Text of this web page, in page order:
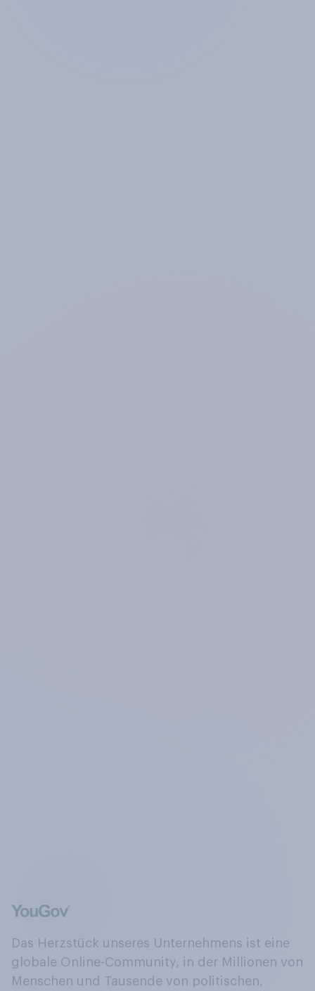
Das Herzstück unseres Unternehmens ist eine
globale Online-Community, in der Millionen von
Menschen und Tausende von politischen,